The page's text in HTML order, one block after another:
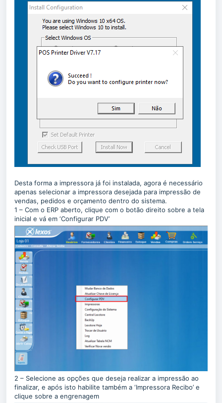
Desta forma a impressora já foi instalada, agora é necessário
apenas selecionar a impressora desejada para impressão de
vendas, pedidos e orçamento dentro do sistema.
1 – Com o ERP aberto, clique com o botão direito sobre a tela
inicial e vá em ‘Configurar PDV’
2 – Selecione as opções que deseja realizar a impressão ao
finalizar, e após isto habilite também a ‘Impressora Recibo’ e
clique sobre a engrenagem